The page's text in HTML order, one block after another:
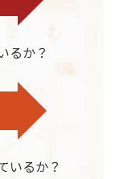
るか？
いるか？